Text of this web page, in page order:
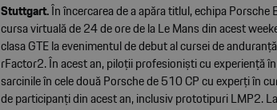
Stuttgart.În încercarea de a apăra titlul, echipa
cursa virtuală de 24 de ore de la Le Mans din acest
clasa GTE la evenimentul de debut al cursei de
rFactor2. În acest an, piloții profesioniști cu experiență
sarcinile în cele două Porsche de 510 CP cu experți în
de participanți din acest an, inclusiv prototipuri LMP2.